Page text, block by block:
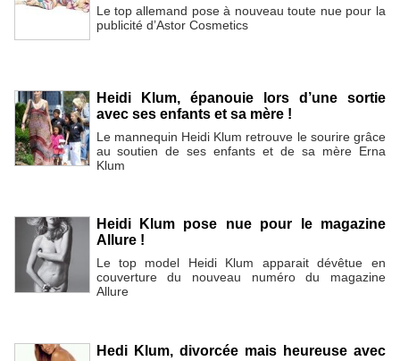
Le top allemand pose à nouveau toute nue pour la
publicité d’Astor Cosmetics
Heidi Klum, épanouie lors d’une sortie
avec ses enfants et sa mère !
Le mannequin Heidi Klum retrouve le sourire grâce
au soutien de ses enfants et de sa mère Erna
Klum
Heidi Klum pose nue pour le magazine
Allure !
Le top model Heidi Klum apparait dévêtue en
couverture du nouveau numéro du magazine
Allure
Hedi Klum, divorcée mais heureuse avec